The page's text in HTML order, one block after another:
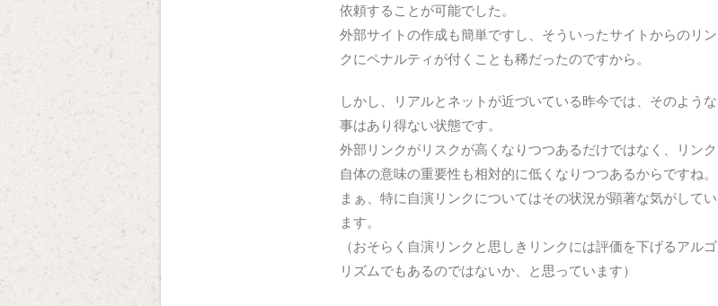
依頼することが可能でした。
外部サイトの作成も簡単ですし、そういったサイトからのリン
クにペナルティが付くことも稀だったのですから。
しかし、リアルとネットが近づいている昨今では、そのような
事はあり得ない状態です。
外部リンクがリスクが高くなりつつあるだけではなく、リンク
自体の意味の重要性も相対的に低くなりつつあるからですね。
まぁ、特に自演リンクについてはその状況が顕著な気がしてい
ます。
（おそらく自演リンクと思しきリンクには評価を下げるアルゴ
リズムでもあるのではないか、と思っています）